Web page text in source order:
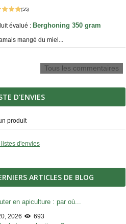
(5/5)
évalué : Berghoning 350 gram
mangé du miel...
Tous les commentaires
D'ENVIES
produit
listes d'envies
ARTICLES DE BLOG
en apiculture : par où...
2026 693